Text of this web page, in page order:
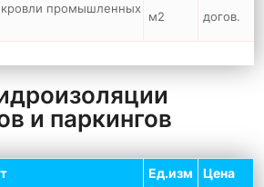
промышленных
м2 догов.
и паркингов
Ед.изм Цена